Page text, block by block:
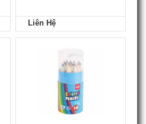
Liên Hệ